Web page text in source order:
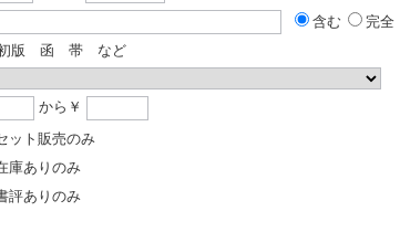
含む
完全
初版 函 帯 など
から￥
ット販売のみ
庫ありのみ
評ありのみ